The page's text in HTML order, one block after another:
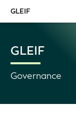
GLEIF
GLEIF
Governance